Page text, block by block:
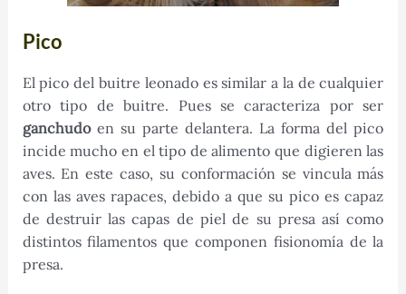
Pico
El pico del buitre leonado es similar a la de cualquier
otro tipo de buitre. Pues se caracteriza por ser
ganchudoen su parte delantera. La forma del pico
incide mucho en el tipo de alimento que digieren las
aves. En este caso, su conformación se vincula más
con las aves rapaces, debido a que su pico es capaz
de destruir las capas de piel de su presa así como
distintos filamentos que componen fisionomía de la
presa.